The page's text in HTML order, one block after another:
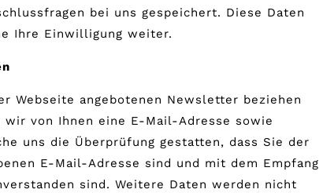
bei uns gespeichert. Diese Daten
Ihre Einwilligung weiter.
Webseite angebotenen Newsletter beziehen
wir von Ihnen eine E-Mail-Adresse sowie
uns die Überprüfung gestatten, dass Sie der
E-Mail-Adresse sind und mit dem Empfang
sind. Weitere Daten werden nicht